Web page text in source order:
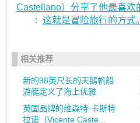
Castellano）分享了他最喜欢
: 这就是冒险旅行的方式
相关推荐
新的98英尺长的天鹅帆船
游艇定义了海上优雅
英国品牌的维森特·卡斯特
拉诺（Vicente Caste...